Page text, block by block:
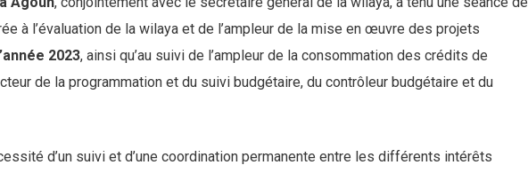
à l’évaluation de la wilaya et de l’ampleur de la mise en œuvre des projets
2023, ainsi qu’au suivi de l’ampleur de la consommation des crédits de
de la programmation et du suivi budgétaire, du contrôleur budgétaire et du
d’un suivi et d’une coordination permanente entre les différents intérêts